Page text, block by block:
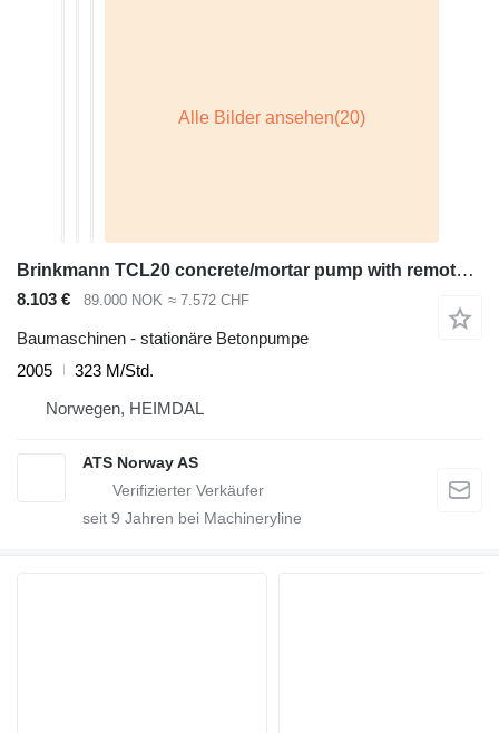
Brinkmann TCL20 concrete/mortar pump with remote control
8.103 € 89.000 NOK ≈ 7.572 CHF
Baumaschinen - stationäre Betonpumpe
2005
323 M/Std.
Norwegen, HEIMDAL
ATS Norway AS
seit 9 Jahren bei Machineryline